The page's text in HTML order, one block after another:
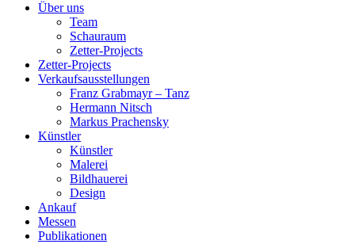
Über uns
Team
Schauraum
Zetter-Projects
Zetter-Projects
Verkaufsausstellungen
Franz Grabmayr – Tanz
Hermann Nitsch
Markus Prachensky
Künstler
Künstler
Malerei
Bildhauerei
Design
Ankauf
Messen
Publikationen